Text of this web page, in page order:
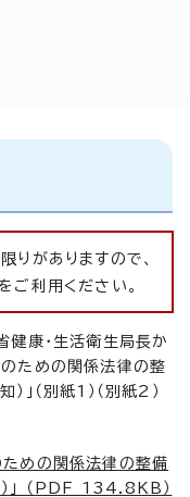
がありますので、
ご利用ください。
康・生活衛生局長か
ための関係法律の整
」（別紙1）（別紙2）
ための関係法律の整備
」 （PDF 134.8KB）